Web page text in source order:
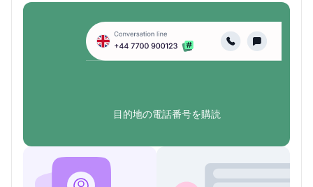
目的地の電話番号を購読